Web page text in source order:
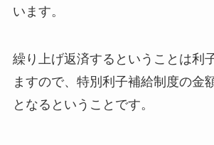
います。
繰り上げ返済するということは利
ますので、特別利子補給制度の金
となるということです。